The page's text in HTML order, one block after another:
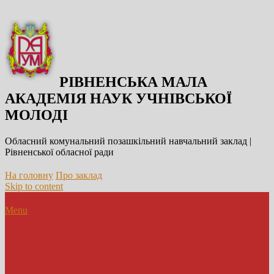
РІВНЕНСЬКА МАЛА
АКАДЕМІЯ НАУК УЧНІВСЬКОЇ
МОЛОДІ
Обласний комунальний позашкільний навчальний заклад |
Рівненської обласної ради
На головну Про заклад
Skip to content
Menu